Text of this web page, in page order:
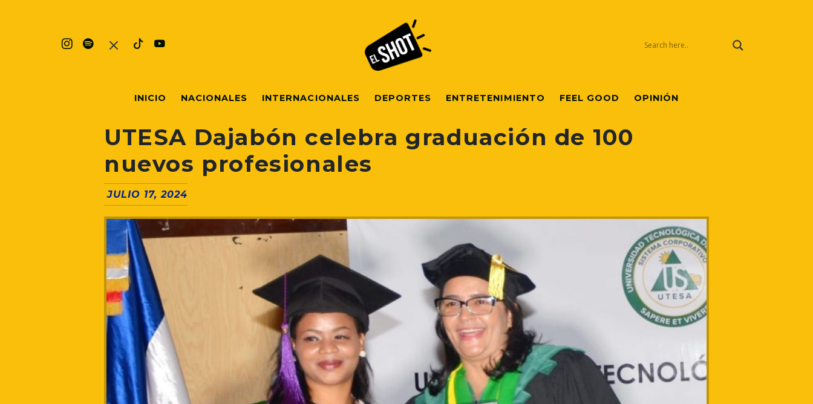
INICIO NACIONALES INTERNACIONALES DEPORTES ENTRETENIMIENTO FEEL GOOD OPINIÓN
UTESA Dajabón celebra graduación de 100
nuevos profesionales
JULIO 17, 2024